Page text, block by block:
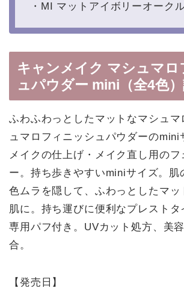
・MI マットアイボリーオーク
キャンメイク マシュマロ
ュパウダー mini（全4色
ふわふわっとしたマットなマシュマ
ュマロフィニッシュパウダーのmini
メイクの仕上げ・メイク直し用の
ー。持ち歩きやすいminiサイズ。肌
色ムラを隠して、ふわっとしたマッ
肌に。持ち運びに便利なプレストタ
専用パフ付き。UVカット処方、美
合。
【発売日】